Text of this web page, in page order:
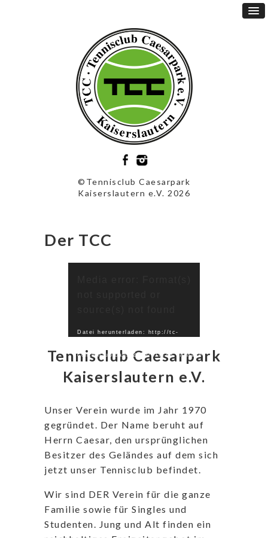
©Tennisclub Caesarpark
Kaiserslautern e.V. 2026
Der TCC
Datei herunterladen: http://tc-
content/uploads/2022/01/TCC_Anlage-
Tennisclub Caesarpark
Kaiserslautern e.V.
Unser Verein wurde im Jahr 1970
gegründet. Der Name beruht auf
Herrn Caesar, den ursprünglichen
Besitzer des Geländes auf dem sich
jetzt unser Tennisclub befindet.
Wir sind DER Verein für die ganze
Familie sowie für Singles und
Studenten. Jung und Alt finden ein